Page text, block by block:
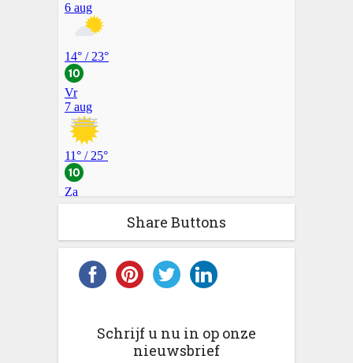
Share Buttons
Schrijf u nu in op onze
nieuwsbrief